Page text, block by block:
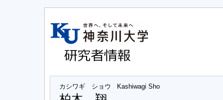
カシワギ ショウ Kashiwagi Sho